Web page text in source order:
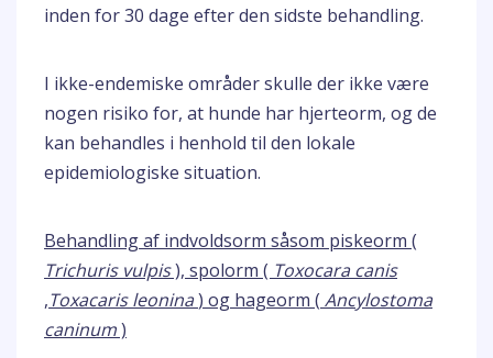
inden for 30 dage efter den sidste behandling.
I ikke-endemiske områder skulle der ikke være
nogen risiko for, at hunde har hjerteorm, og de
kan behandles i henhold til den lokale
epidemiologiske situation.
Behandling af indvoldsorm såsom piskeorm (
Trichuris vulpis), spolorm ( Toxocara canis
,Toxacaris leonina) og hageorm ( Ancylostoma
caninum)